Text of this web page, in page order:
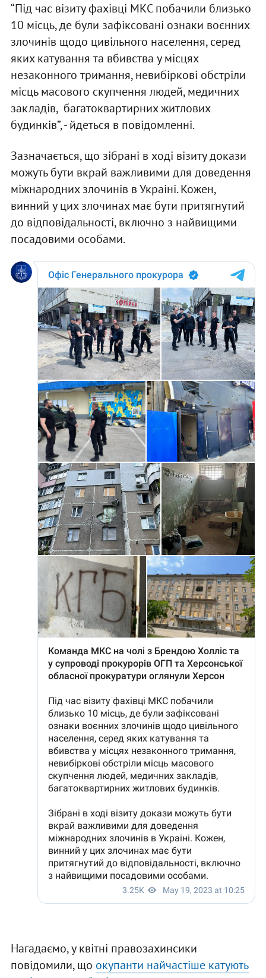
“Під час візиту фахівці МКС побачили близько
10 місць, де були зафіксовані ознаки воєнних
злочинів щодо цивільного населення, серед
яких катування та вбивства у місцях
незаконного тримання, невибіркові обстріли
місць масового скупчення людей, медичних
закладів, багатоквартирних житлових
будинків”, - йдеться в повідомленні.
Зазначається, що зібрані в ході візиту докази
можуть бути вкрай важливими для доведення
міжнародних злочинів в Украіні. Кожен,
винний у цих злочинах має бути притягнутий
до відповідальності, включно з найвищими
посадовими особами.
Нагадаємо, у квітні правозахинсики
повідомили, що окупанти найчастіше катують